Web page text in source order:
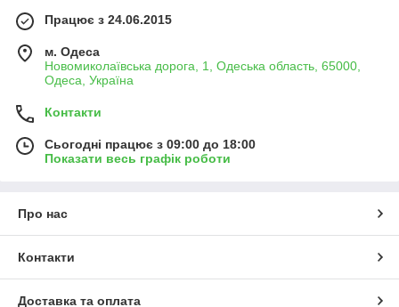
Працює з 24.06.2015
м. Одеса
Новомиколаївська дорога, 1, Одеська область, 65000,
Одеса, Україна
Контакти
Сьогодні працює з 09:00 до 18:00
Показати весь графік роботи
Про нас
Контакти
Доставка та оплата